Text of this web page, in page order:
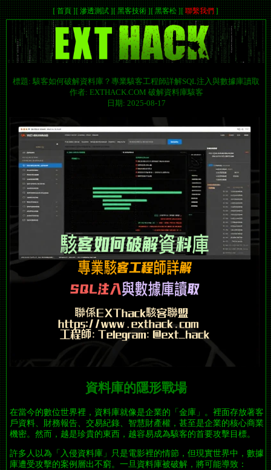
[ 首頁 ] [ 滲透測試 ][ 黑客技術 ][ 黑客松 ] [ 聯繫我們 ]
標題: 駭客如何破解資料庫？專業駭客工程師詳解SQL注入與數據庫讀取
作者: EXTHACK.COM 破解資料庫駭客
日期: 2025-08-17
資料庫的隱形戰場
在當今的數位世界裡，資料庫就像是企業的「金庫」。裡面存放著客
戶資料、財務報告、交易紀錄、智慧財產權，甚至是企業的核心商業
機密。然而，越是珍貴的東西，越容易成為駭客的首要攻擊目標。
許多人以為「入侵資料庫」只是電影裡的情節，但現實世界中，數據
庫遭受攻擊的案例層出不窮。一旦資料庫被破解，將可能導致：